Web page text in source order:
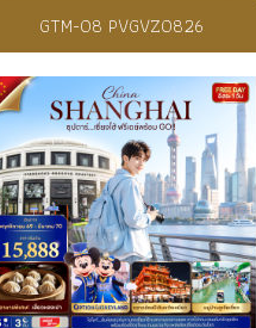
GTM-08 PVGVZ0826